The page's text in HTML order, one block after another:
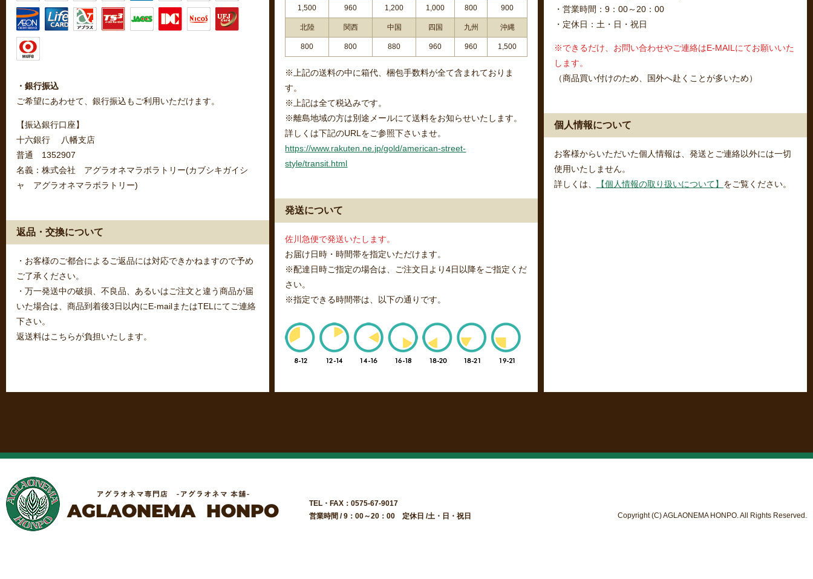
・銀行振込
ご希望にあわせて、銀行振込もご利用いただけます。
【振込銀行口座】
十六銀行 八幡支店
普通 1352907
名義：株式会社 アグラオネマラボラトリー(カブシキガイシ
ャ アグラオネマラボラトリー)
返品・交換について
・お客様のご都合によるご返品には対応できかねますので予め
ご了承ください。
・万一発送中の破損、不良品、あるいはご注文と違う商品が届
いた場合は、商品到着後3日以内にE-mailまたはTELにてご連絡
下さい。
返送料はこちらが負担いたします。
1,500 960 1,200 1,000 800 900
北陸 関西 中国 四国 九州 沖縄
800 800 880 960 960 1,500
※上記の送料の中に箱代、梱包手数料が全て含まれておりま
す。
※上記は全て税込みです。
※離島地域の方は別途メールにて送料をお知らせいたします。
詳しくは下記のURLをご参照下さいませ。
https://www.rakuten.ne.jp/gold/american-street-
style/transit.html
発送について
佐川急便で発送いたします。
お届け日時・時間帯を指定いただけます。
※配達日時ご指定の場合は、ご注文日より4日以降をご指定くだ
さい。
※指定できる時間帯は、以下の通りです。
・営業時間：9：00～20：00
・定休日：土・日・祝日
※できるだけ、お問い合わせやご連絡はE-MAILにてお願いいた
します。
（商品買い付けのため、国外へ赴くことが多いため）
個人情報について
お客様からいただいた個人情報は、発送とご連絡以外には一切
使用いたしません。
詳しくは、
【個人情報の取り扱いについて】 をご覧ください。
TEL・FAX：0575-67-9017
営業時間 / 9：00～20：00 定休日 /土・日・祝日
Copyright (C) AGLAONEMA HONPO. All Rights Reserved.